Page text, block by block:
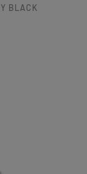
BLACK